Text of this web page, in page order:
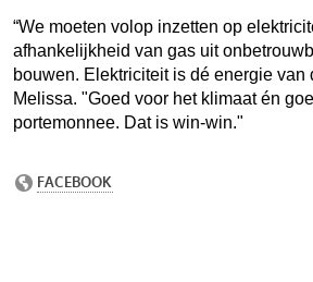
“We moeten volop inzetten op
afhankelijkheid van gas uit
bouwen. Elektriciteit is dé energie van
Melissa. "Goed voor het klimaat én
portemonnee. Dat is win-win."